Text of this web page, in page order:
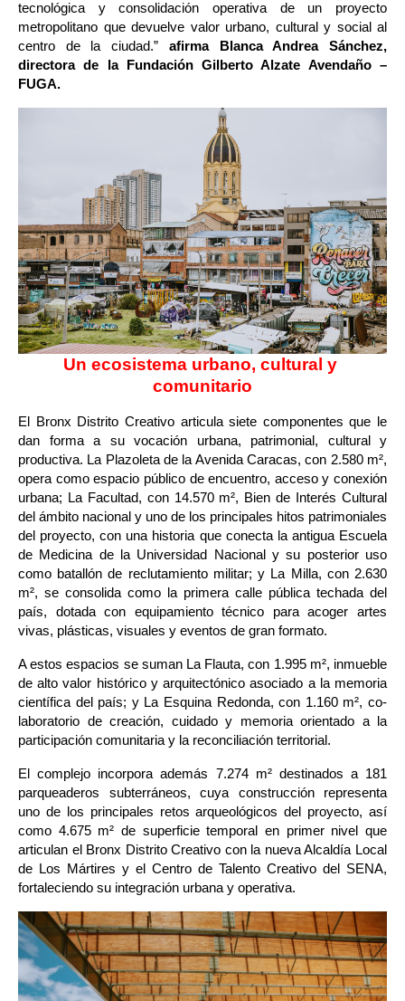
tecnológica y consolidación operativa de un proyecto
metropolitano que devuelve valor urbano, cultural y social al
centro de la ciudad.” afirma Blanca Andrea Sánchez,
directora de la Fundación Gilberto Alzate Avendaño –
FUGA.
Un ecosistema urbano, cultural y
comunitario
El Bronx Distrito Creativo articula siete componentes que le
dan forma a su vocación urbana, patrimonial, cultural y
productiva. La Plazoleta de la Avenida Caracas, con 2.580 m²,
opera como espacio público de encuentro, acceso y conexión
urbana; La Facultad, con 14.570 m², Bien de Interés Cultural
del ámbito nacional y uno de los principales hitos patrimoniales
del proyecto, con una historia que conecta la antigua Escuela
de Medicina de la Universidad Nacional y su posterior uso
como batallón de reclutamiento militar; y La Milla, con 2.630
m², se consolida como la primera calle pública techada del
país, dotada con equipamiento técnico para acoger artes
vivas, plásticas, visuales y eventos de gran formato.
A estos espacios se suman La Flauta, con 1.995 m², inmueble
de alto valor histórico y arquitectónico asociado a la memoria
científica del país; y La Esquina Redonda, con 1.160 m², co-
laboratorio de creación, cuidado y memoria orientado a la
participación comunitaria y la reconciliación territorial.
El complejo incorpora además 7.274 m² destinados a 181
parqueaderos subterráneos, cuya construcción representa
uno de los principales retos arqueológicos del proyecto, así
como 4.675 m² de superficie temporal en primer nivel que
articulan el Bronx Distrito Creativo con la nueva Alcaldía Local
de Los Mártires y el Centro de Talento Creativo del SENA,
fortaleciendo su integración urbana y operativa.